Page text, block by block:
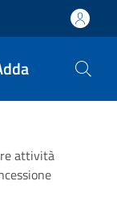
attività